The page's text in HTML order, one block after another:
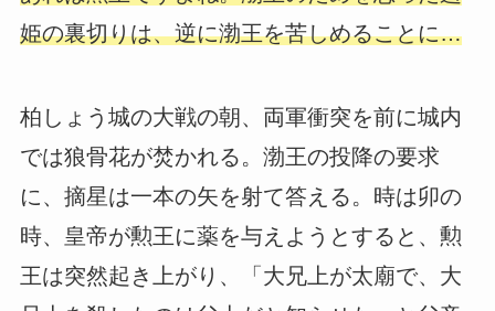
姫の裏切りは、逆に渤王を苦しめることに…
柏しょう城の大戦の朝、両軍衝突を前に城内
では狼骨花が焚かれる。渤王の投降の要求
に、摘星は一本の矢を射て答える。時は卯の
時、皇帝が勲王に薬を与えようとすると、勲
王は突然起き上がり、「大兄上が太廟で、大